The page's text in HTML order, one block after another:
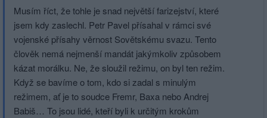
Musím říct, že tohle je snad největší farizejství, které
jsem kdy zaslechl. Petr Pavel přísahal v rámci své
vojenské přísahy věrnost Sovětskému svazu. Tento
člověk nemá nejmenší mandát jakýmkoliv způsobem
kázat morálku. Ne, že sloužil režimu, on byl ten režim.
Když se bavíme o tom, kdo si zadal s minulým
režimem, ať je to soudce Fremr, Baxa nebo Andrej
Babiš… To jsou lidé, kteří byli k určitým krokům